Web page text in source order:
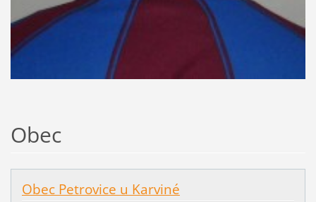
Obec
Obec Petrovice u Karviné